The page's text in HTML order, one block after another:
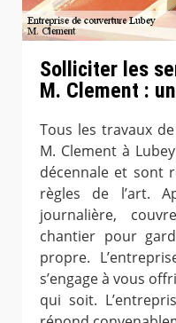
Solliciter les
M. Clement :
Tous les travaux
M. Clement à
décennale et sont
règles de l’art.
journalière,
chantier pour
propre.
s’engage à vous
qui soit.